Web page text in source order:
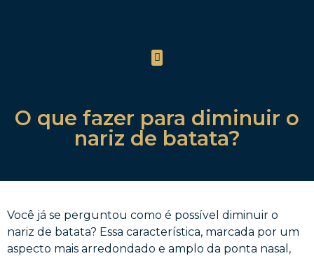
O que fazer para diminuir o
nariz de batata?
Você já se perguntou como é possível diminuir o
nariz de batata? Essa característica, marcada por um
aspecto mais arredondado e amplo da ponta nasal,